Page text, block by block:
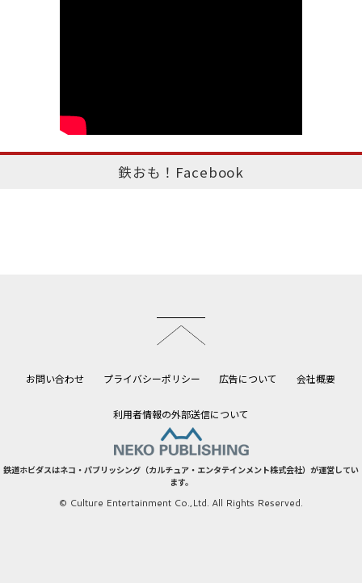
鉄おも！Facebook
お問い合わせ プライバシーポリシー 広告について 会社概要
利用者情報の外部送信について
鉄道ホビダスはネコ・パブリッシング（カルチュア・エンタテインメント株式会社）が運営してい
ます。
© Culture Entertainment Co.,Ltd. All Rights Reserved.